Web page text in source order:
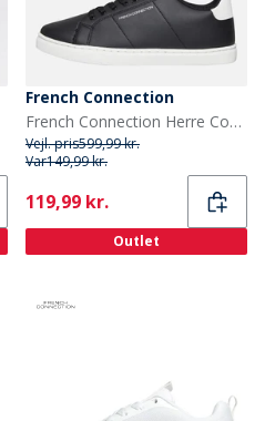
French Connection
French Connection Herre Contrast Heel Tennis Sneakers Sort
Vejl. pris599,99 kr.
Var149,99 kr.
Current
119,99 kr.
Outlet